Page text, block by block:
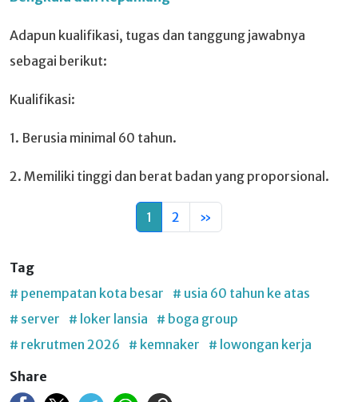
Adapun kualifikasi, tugas dan tanggung jawabnya
sebagai berikut:
Kualifikasi:
1. Berusia minimal 60 tahun.
2. Memiliki tinggi dan berat badan yang proporsional.
1 2 »
Tag
# penempatan kota besar
# usia 60 tahun ke atas
# server
# loker lansia
# boga group
# rekrutmen 2026
# kemnaker
# lowongan kerja
Share